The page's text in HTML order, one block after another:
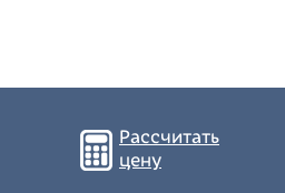
Рассчитать
цену